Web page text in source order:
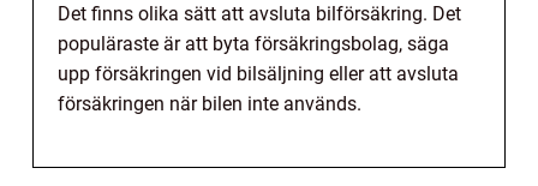
Det finns olika sätt att avsluta bilförsäkring. Det
populäraste är att byta försäkringsbolag, säga
upp försäkringen vid bilsäljning eller att avsluta
försäkringen när bilen inte används.